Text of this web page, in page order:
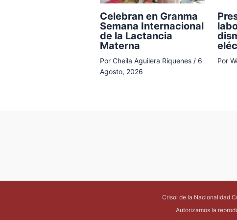
Celebran en Granma
Semana Internacional
de la Lactancia
Materna
Por Cheila Aguilera Riquenes / 6
Agosto, 2026
Por
Crisol de la Nacionalidad
Autorizamos la